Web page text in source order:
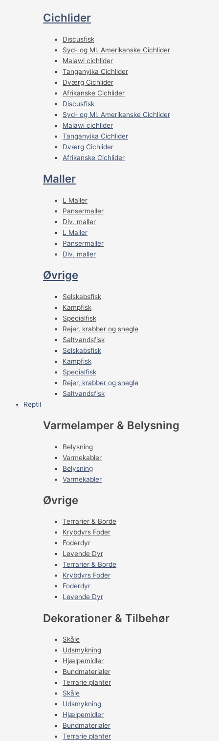
Cichlider
Discusfisk
Syd- og Ml. Amerikanske Cichlider
Malawi cichlider
Tanganyika Cichlider
Dværg Cichlider
Afrikanske Cichlider
Discusfisk
Syd- og Ml. Amerikanske Cichlider
Malawi cichlider
Tanganyika Cichlider
Dværg Cichlider
Afrikanske Cichlider
Maller
L Maller
Pansermaller
Div. maller
L Maller
Pansermaller
Div. maller
Øvrige
Selskabsfisk
Kampfisk
Specialfisk
Rejer, krabber og snegle
Saltvandsfisk
Selskabsfisk
Kampfisk
Specialfisk
Rejer, krabber og snegle
Saltvandsfisk
Reptil
Varmelamper & Belysning
Belysning
Varmekabler
Belysning
Varmekabler
Øvrige
Terrarier & Borde
Krybdyrs Foder
Foderdyr
Levende Dyr
Terrarier & Borde
Krybdyrs Foder
Foderdyr
Levende Dyr
Dekorationer & Tilbehør
Skåle
Udsmykning
Hjælpemidler
Bundmaterialer
Terrarie planter
Skåle
Udsmykning
Hjælpemidler
Bundmaterialer
Terrarie planter